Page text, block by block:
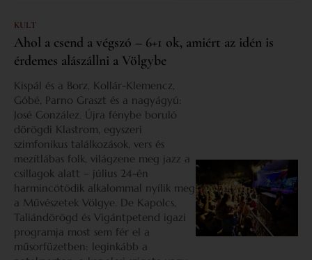
KULT
Ahol a csend a végszó – 6+1 ok, amiért az idén is
érdemes alászállni a Völgybe
Kispál és a Borz, Kollár-Klemencz,
Góbé, Parno Graszt és a nagyágyú:
José González. Újra fénybe boruló
dörögdi Klastrom, egyszeri
szimfonikus találkozások, vers és
mezítlábas folk, világzene meg jazz a
csillagok alatt – július 24-én
harmincötödik alkalommal nyílik meg
a Művészetek Völgye. De Kapolcs,
Taliándörögd és Vigántpetend igazi
programja most sem fér el a
műsorfüzetben: leginkább a